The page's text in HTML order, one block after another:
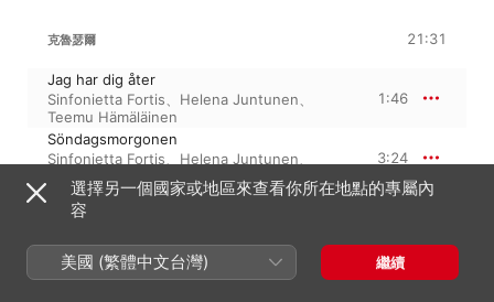
克魯瑟爾 21:31
Jag har dig åter
Sinfonietta Fortis、 Helena Juntunen、
Teemu Hämäläinen
1:46
Söndagsmorgonen
Sinfonietta Fortis、 Helena Juntunen、
Teemu Hämäläinen
3:24
Fågelleken
Sinfonietta Fortis
艾符莉達 · 安德列
選擇另一個國家或地區來查看你所在地點的專屬內
容
美國 (繁體中文台灣) 繼續